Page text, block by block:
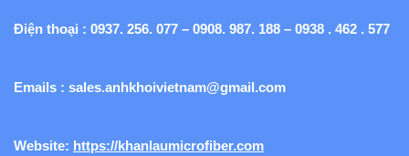
Điện thoại : 0937. 256. 077 – 0908. 987. 188 – 0938 . 462 . 577
Emails : sales.anhkhoivietnam@gmail.com
Website: https://khanlaumicrofiber.com